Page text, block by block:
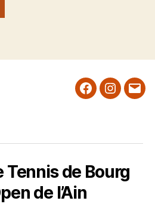
FacebookE-
Tennis de Bourg
de l’Ain